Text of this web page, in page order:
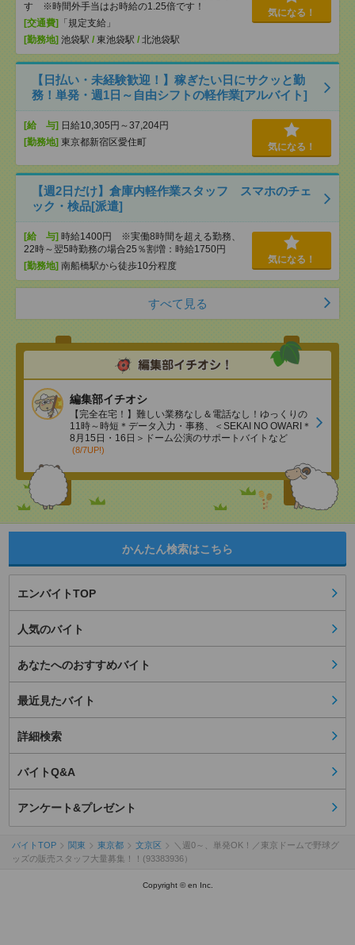
す ※時間外手当はお時給の1.25倍です！
[交通費]
「規定支給」
[勤務地] 池袋駅 / 東池袋駅 / 北池袋駅
気になる！
【日払い・未経験歓迎！】稼ぎたい日にサクッと勤
務！単発・週1日～自由シフトの軽作業[アルバイト]
[給 与] 日給10,305円～37,204円
[勤務地] 東京都新宿区愛住町 気になる！
【週2日だけ】倉庫内軽作業スタッフ スマホのチェ
ック・検品[派遣]
[給 与] 時給1400円 ※実働8時間を超える勤務、
22時～翌5時勤務の場合25％割増：時給1750円
[勤務地] 南船橋駅から徒歩10分程度
気になる！
すべて見る
編集部イチオシ
【完全在宅！】難しい業務なし＆電話なし！ゆっくりの
11時～時短＊データ入力・事務、＜SEKAI NO OWARI＊
8月15日・16日＞ドーム公演のサポートバイトなど
(8/7UP!)
かんたん検索はこちら
エンバイトTOP
人気のバイト
あなたへのおすすめバイト
最近見たバイト
詳細検索
バイトQ&A
アンケート&プレゼント
バイトTOP 関東 東京都 文京区
＼週0～、単発OK！／東京ドームで野球グ
ッズの販売スタッフ大量募集！！(93383936）
Copyright © en Inc.